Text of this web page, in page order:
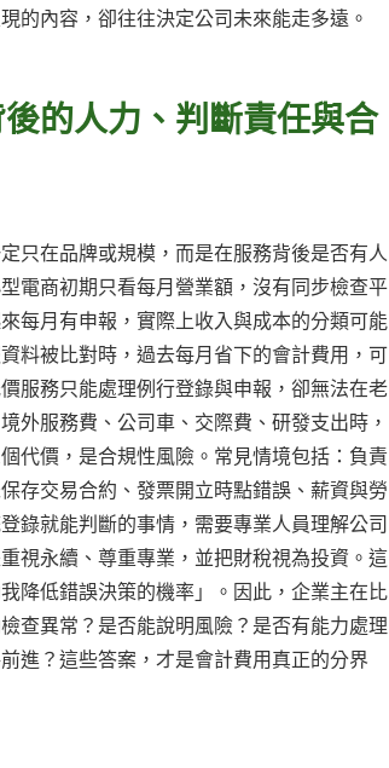
的內容，卻往往決定公司未來能走多遠。
的人力、判斷責任與合
只在品牌或規模，而是在服務背後是否有人
電商初期只看每月營業額，沒有同步檢查平
每月有申報，實際上收入與成本的分類可能
料被比對時，過去每月省下的會計費用，可
服務只能處理例行登錄與申報，卻無法在老
外服務費、公司車、交際費、研發支出時，
代價，是合規性風險。常見情境包括：負責
存交易合約、發票開立時點錯誤、薪資與勞
錄就能判斷的事情，需要專業人員理解公司
視永續、尊重專業，並把財稅視為投資。這
降低錯誤決策的機率」。因此，企業主在比
查異常？是否能說明風險？是否有能力處理
進？這些答案，才是會計費用真正的分界